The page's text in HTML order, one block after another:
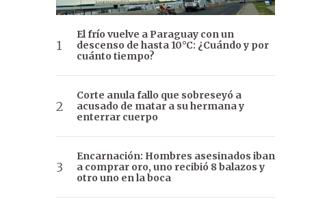
El frío vuelve a Paraguay con un
descenso de hasta 10°C: ¿Cuándo y por
cuánto tiempo?
Corte anula fallo que sobreseyó a
acusado de matar a su hermana y
enterrar cuerpo
Encarnación: Hombres asesinados iban
a comprar oro, uno recibió 8 balazos y
otro uno en la boca